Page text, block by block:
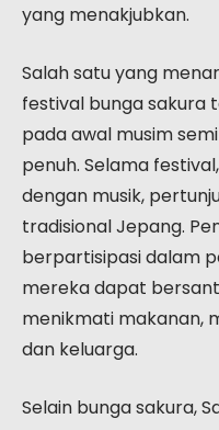
yang menakjubkan.
Salah satu yang
festival bunga sakura
pada awal musim
penuh. Selama
dengan musik,
tradisional Jepang.
berpartisipasi dalam
mereka dapat
menikmati makanan,
dan keluarga.
Selain bunga sakura,